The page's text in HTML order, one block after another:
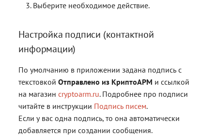
Выберите необходимое действие.
Настройка подписи (контактной
информации)
По умолчанию в приложении задана подпись с
текстовкойОтправлено из КриптоАРМ и ссылкой
на магазинcryptoarm.ru. Подробнее про подписи
читайте в инструкции Подпись писем.
Если у вас одна подпись, то она автоматически
добавляется при создании сообщения.